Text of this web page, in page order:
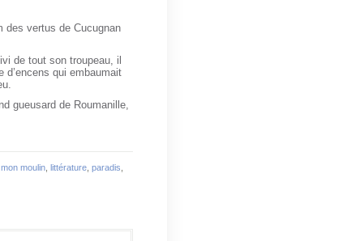
des vertus de Cucugnan
de tout son troupeau, il
d’encens qui embaumait
gueusard de Roumanille,
moulin littérature paradis